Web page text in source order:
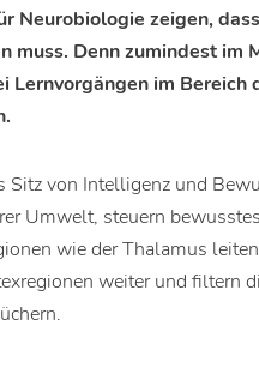
zeigen,
Denn zumindest im
Lernvorgängen im Bereich
von Intelligenz und
Umwelt, steuern
wie der Thalamus
weiter und filtern